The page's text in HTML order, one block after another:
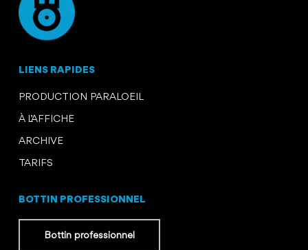
LIENS RAPIDES
PRODUCTION PARALOEIL
À L’AFFICHE
ARCHIVE
TARIFS
BOTTIN PROFESSIONNEL
Bottin professionnel